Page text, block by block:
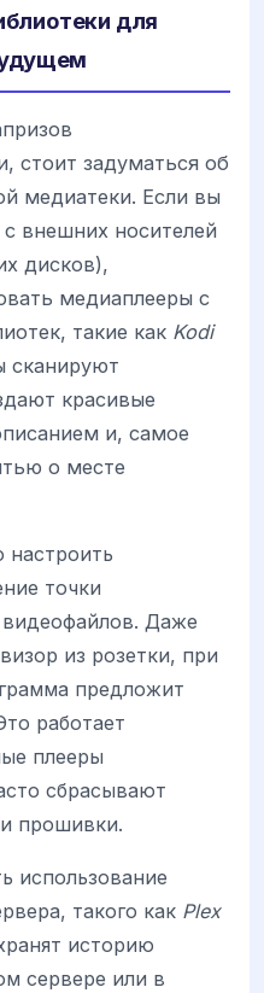
для
стоит задуматься об
медиатеки. Если вы
внешних носителей
дисков),
медиаплееры с
такие как Kodi
сканируют
красивые
и, самое
о месте
точки
видеофайлов. Даже
из розетки, при
предложит
работает
плееры
сбрасывают
прошивки.
использование
такого как Plex
историю
сервере или в